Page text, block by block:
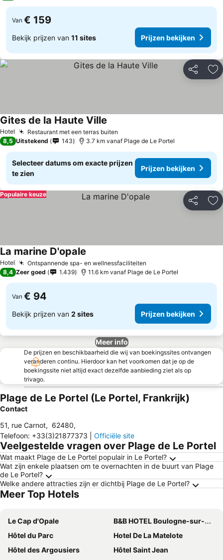
Van € 159
Bekijk prijzen van 11 sites Prijzen bekijken
Delen
Hotel Restaurant met een terras buiten
Gites de la Haute Ville
8,5 Uitstekend 143 3.7 km vanaf Plage de Le Portel
Selecteer datums om exacte prijzen
te zien
Prijzen bekijken
Delen
Populaire keuze
Hotel Ontspannende spa- en wellnessfaciliteiten
La marine D'opale
8,4 Zeer goed 1.439 11.6 km vanaf Plage de Le Portel
Van € 94
Bekijk prijzen van 2 sites Prijzen bekijken
Meer info
De prijzen en beschikbaarheid die wij van boekingssites ontvangen
veranderen continu. Hierdoor kan het voorkomen dat je op de
boekingssite niet altijd exact dezelfde aanbieding ziet als op
trivago.
Plage de Le Portel (Le Portel, Frankrijk)
Contact
51, rue Carnot, 62480,
Telefoon: +33(3)21877373 Officiële site
Veelgestelde vragen over Plage de Le Portel
Wat maakt Plage de Le Portel populair in Le Portel?
Wat zijn enkele plaatsen om te overnachten in de buurt van Plage
de Le Portel?
Welke andere attracties zijn er dichtbij Plage de Le Portel?
Meer Top Hotels
Le Cap d'Opale
B&B HOTEL Boulogne-sur-Mer Centre Les Ports
Hôtel du Parc
Hotel De La Matelote
Hôtel des Argousiers
Hôtel Saint Jean